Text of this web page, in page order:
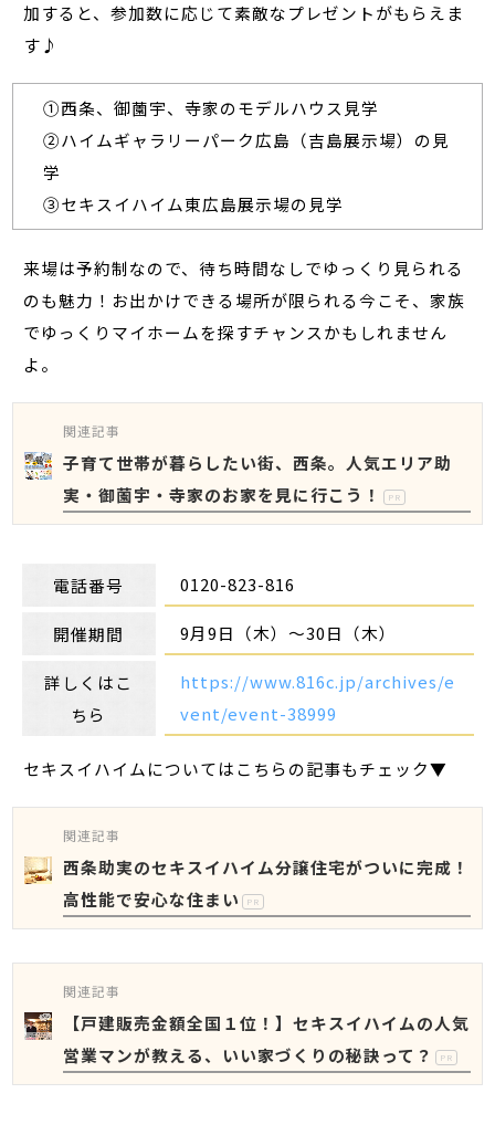
加すると、参加数に応じて素敵なプレゼントがもらえま
す♪
①西条、御薗宇、寺家のモデルハウス見学
②ハイムギャラリーパーク広島（吉島展示場）の見
学
③セキスイハイム東広島展示場の見学
来場は予約制なので、待ち時間なしでゆっくり見られる
のも魅力！お出かけできる場所が限られる今こそ、家族
でゆっくりマイホームを探すチャンスかもしれません
よ。
関連記事
子育て世帯が暮らしたい街、西条。人気エリア助
実・御薗宇・寺家のお家を見に行こう！
PR
電話番号 0120-823-816
開催期間 9月9日（木）～30日（木）
詳しくはこ
ちら
https://www.816c.jp/archives/e
vent/event-38999
セキスイハイムについてはこちらの記事もチェック▼
関連記事
西条助実のセキスイハイム分譲住宅がついに完成！
高性能で安心な住まい
PR
関連記事
【戸建販売金額全国１位！】セキスイハイムの人気
営業マンが教える、いい家づくりの秘訣って？
PR